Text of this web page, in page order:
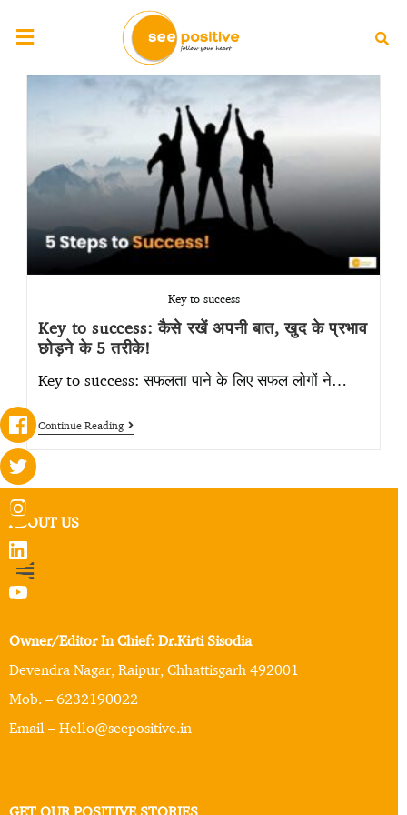
Key to success
Key to success: कैसे रखें अपनी बात, खुद के प्रभाव
छोड़ने के 5 तरीके!
Key to success: सफलता पाने के लिए सफल लोगों ने…
Continue Reading
ABOUT US
Owner/Editor In Chief: Dr.Kirti Sisodia
Devendra Nagar, Raipur, Chhattisgarh 492001
Mob. – 6232190022
Email – Hello@seepositive.in
GET OUR POSITIVE STORIES